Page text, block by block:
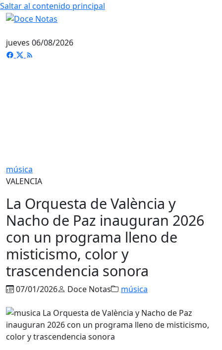
Saltar al contenido principal
jueves 06/08/2026
música
VALENCIA
La Orquesta de València y
Nacho de Paz inauguran 2026
con un programa lleno de
misticismo, color y
trascendencia sonora
07/01/2026 Doce Notas música